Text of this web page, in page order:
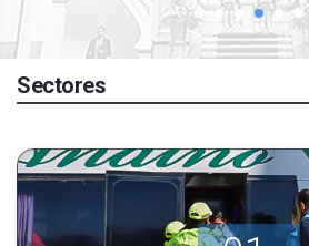
Sectores
Transportes